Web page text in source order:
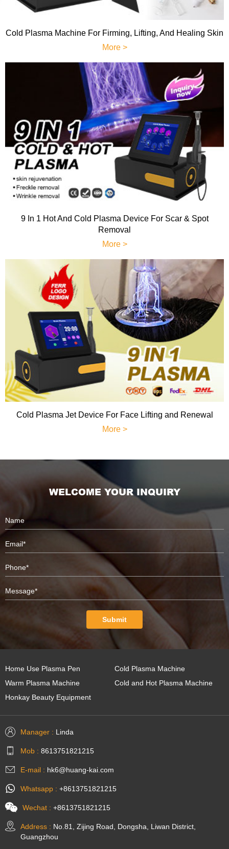
Cold Plasma Machine For Firming, Lifting, And Healing Skin
More >
9 In 1 Hot And Cold Plasma Device For Scar & Spot
Removal
More >
Cold Plasma Jet Device For Face Lifting and Renewal
More >
WELCOME YOUR INQUIRY
Submit
Home Use Plasma Pen
Cold Plasma Machine
Warm Plasma Machine
Cold and Hot Plasma Machine
Honkay Beauty Equipment
Manager : Linda
Mob : 8613751821215
E-mail : hk6@huang-kai.com
Whatsapp : +8613751821215
Wechat : +8613751821215
Address : No.81, Zijing Road, Dongsha, Liwan District,
Guangzhou